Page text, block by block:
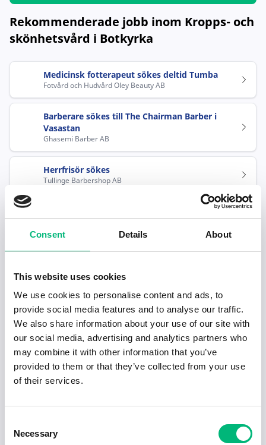
Consent Details About
This website uses cookies
We use cookies to personalise content and ads, to
provide social media features and to analyse our traffic.
We also share information about your use of our site with
our social media, advertising and analytics partners who
may combine it with other information that you’ve
provided to them or that they’ve collected from your use
of their services.
Selection
Necessary
Rekommenderade jobb inom Kropps- och
skönhetsvård i Botkyrka
Medicinsk fotterapeut sökes deltid Tumba
Fotvård och Hudvård Oley Beauty AB
Barberare sökes till The Chairman Barber i
Vasastan
Ghasemi Barber AB
Herrfrisör sökes
Tullinge Barbershop AB
Populära jobb inom Kropps- och
skönhetsvård i Botkyrka
Vasastan
Medicinsk fotterapeut sökes deltid Tumba
Fotvård och Hudvård Oley Beauty AB
Herrfrisör sökes
Tullinge Barbershop AB